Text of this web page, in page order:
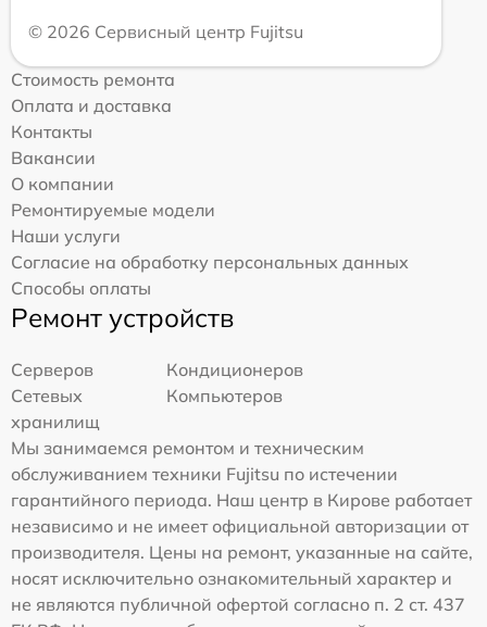
© 2026 Сервисный центр Fujitsu
Стоимость ремонта
Оплата и доставка
Контакты
Вакансии
О компании
Ремонтируемые модели
Наши услуги
Согласие на обработку персональных данных
Способы оплаты
Ремонт устройств
Серверов
Кондиционеров
Сетевых
хранилищ
Компьютеров
Мы занимаемся ремонтом и техническим
обслуживанием техники Fujitsu по истечении
гарантийного периода. Наш центр в Кирове работает
независимо и не имеет официальной авторизации от
производителя. Цены на ремонт, указанные на сайте,
носят исключительно ознакомительный характер и
не являются публичной офертой согласно п. 2 ст. 437